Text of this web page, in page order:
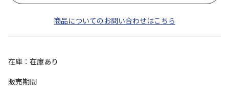
商品についてのお問い合わせはこちら
在庫
在庫あり
販売期間